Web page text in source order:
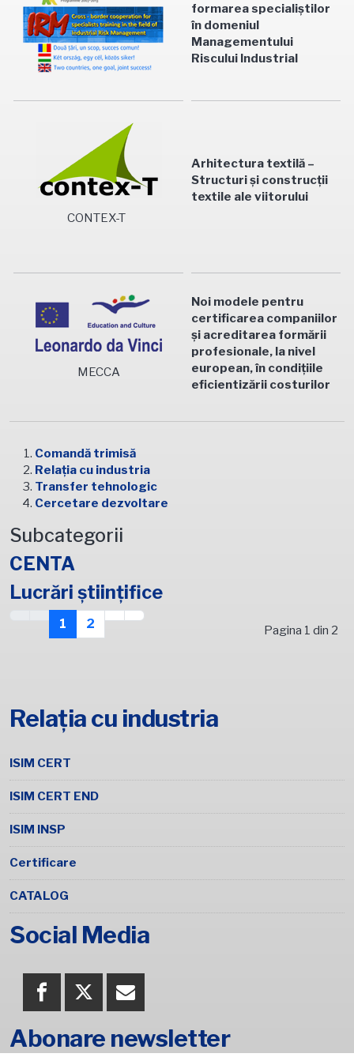
formarea specialiştilor
în domeniul
Managementului
Riscului Industrial
CONTEX-T
Arhitectura textilă –
Structuri şi construcţii
textile ale viitorului
MECCA
Noi modele pentru
certificarea companiilor
şi acreditarea formării
profesionale, la nivel
european, în condiţiile
eficientizării costurilor
Comandă trimisă
Relația cu industria
Transfer tehnologic
Cercetare dezvoltare
Subcategorii
CENTA
Lucrări ştiinţifice
Pagina 1 din 2
1 2
Relația cu industria
ISIM CERT
ISIM CERT END
ISIM INSP
Certificare
CATALOG
Social Media
Abonare newsletter